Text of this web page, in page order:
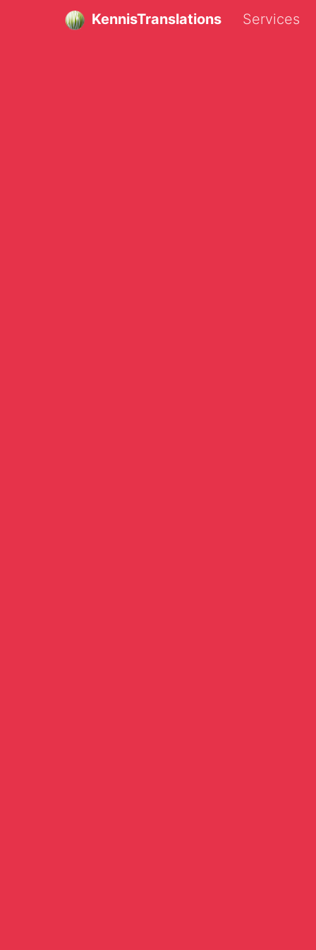
KennisTranslations Services